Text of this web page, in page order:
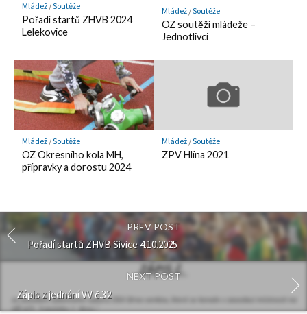
Mládež/Soutěže
Pořadí startů ZHVB 2024
Lelekovice
Mládež/Soutěže
OZ soutěží mládeže –
Jednotlivci
Mládež/Soutěže
OZ Okresního kola MH,
přípravky a dorostu 2024
Mládež/Soutěže
ZPV Hlína 2021
PREV POST
Pořadí startů ZHVB Sivice 4.10.2025
NEXT POST
Zápis z jednání VV č.32